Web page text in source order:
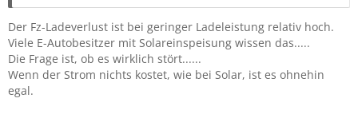
Der Fz-Ladeverlust ist bei geringer Ladeleistung relativ hoch.
Viele E-Autobesitzer mit Solareinspeisung wissen das.....
Die Frage ist, ob es wirklich stört......
Wenn der Strom nichts kostet, wie bei Solar, ist es ohnehin
egal.